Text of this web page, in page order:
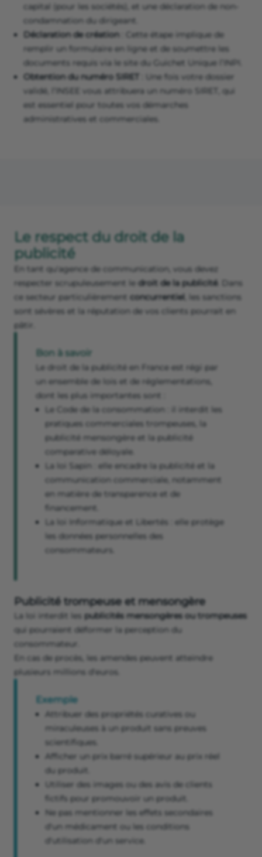
capital (pour les sociétés), et une déclaration de non-
condamnation du dirigeant.
Déclaration de création : Cette étape implique de
remplir un formulaire en ligne et de soumettre les
documents requis via le site du Guichet Unique l’INPI.
Obtention du numéro SIRET
: Une fois votre dossier
validé, l’INSEE vous attribuera un numéro SIRET, qui
est essentiel pour toutes vos démarches
administratives et commerciales.
Le respect du droit de la
publicité
En tant qu'agence de communication, vous devez
respecter scrupuleusement le droit de la publicité. Dans
ce secteur particulièrement concurrentiel , les sanctions
sont sévères et la réputation de vos clients pourrait en
pâtir.
Bon à savoir
Le droit de la publicité en France est régi par
un ensemble de lois et de réglementations,
dont les plus importantes sont :
Le Code de la consommation : il interdit les
pratiques commerciales trompeuses, la
publicité mensongère et la publicité
comparative déloyale.
La loi Sapin : elle encadre la publicité et la
communication commerciale, notamment
en matière de transparence et de
financement.
La loi Informatique et Libertés : elle protège
les données personnelles des
consommateurs.
Publicité trompeuse et mensongère
La loi interdit les publicités mensongères ou trompeuses
qui pourraient déformer la perception du
consommateur.
En cas de procès, les amendes peuvent atteindre
plusieurs millions d'euros.
Exemple
Attribuer des propriétés curatives ou
miraculeuses à un produit sans preuves
scientifiques.
Afficher un prix barré supérieur au prix réel
du produit.
Utiliser des images ou des avis de clients
fictifs pour promouvoir un produit.
Ne pas mentionner les effets secondaires
d'un médicament ou les conditions
d'utilisation d'un service.